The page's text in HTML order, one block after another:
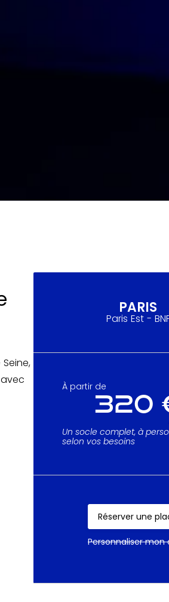
PARIS
Paris Est -
À partir de
320
Un socle complet, à
selon vos besoins
Réserver une
Personnaliser mon
Personnaliser mon